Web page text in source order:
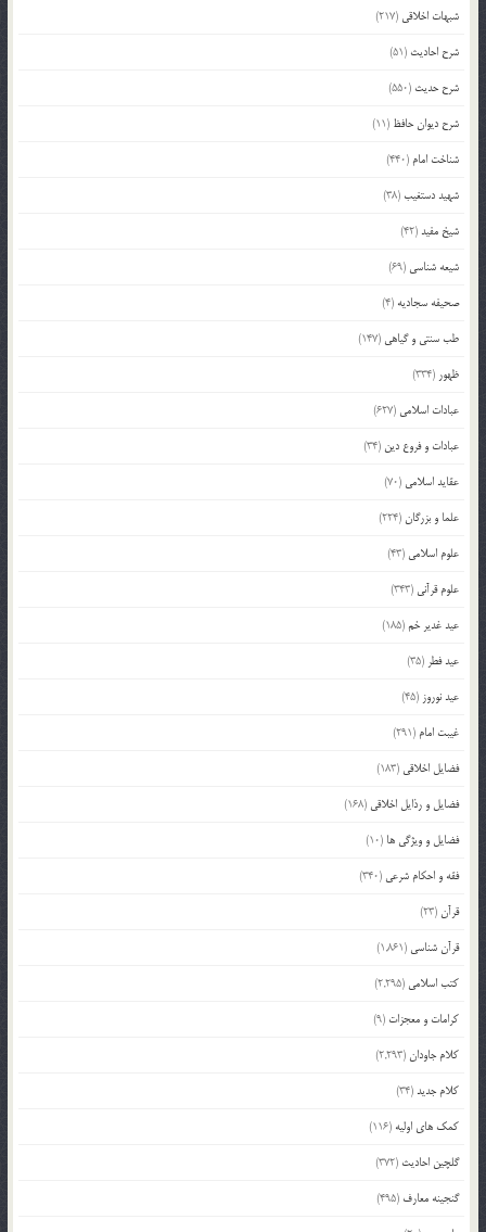
شبهات اخلاقی (217)
شرح احادیث (51)
شرح حدیث (550)
شرح دیوان حافظ (11)
شناخت امام (440)
شهید دستغیب(38)
شیخ مفید(42)
شیعه شناسی (69)
صحیفه سجادیه (4)
طب سنتی و گیاهی (147)
ظهور (334)
عبادات اسلامی (627)
عبادات و فروع دین (34)
عقاید اسلامی (70)
علما و بزرگان(224)
علوم اسلامی (43)
علوم قرآنی (343)
عید غدیر خم(185)
عید فطر (35)
عید نوروز (45)
غیبت امام (291)
فضایل اخلاقی (183)
فضایل و رذایل اخلاقی (168)
فضایل و ویژگی ها (10)
فقه و احکام شرعی (340)
قرآن(23)
قرآن شناسی (1,861)
کتب اسلامی (2,295)
کرامات و معجزات (9)
کلام جاودان(2,293)
کلام جدید(34)
کمک های اولیه (116)
گلچین احادیث (372)
گنجینه معارف (495)